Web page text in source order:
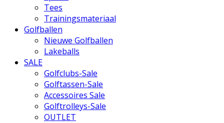
Tees
Trainingsmateriaal
Golfballen
Nieuwe Golfballen
Lakeballs
SALE
Golfclubs-Sale
Golftassen-Sale
Accessoires Sale
Golftrolleys-Sale
OUTLET